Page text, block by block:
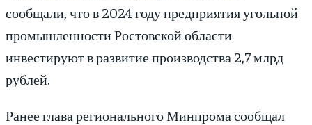
сообщали, что в 2024 году предприятия угольной
промышленности Ростовской области
инвестируют в развитие производства 2,7 млрд
рублей.
Ранее глава регионального Минпрома сообщал